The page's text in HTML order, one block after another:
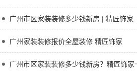
广州市区家装装修多少钱新房 | 精匠饰家
广州家装装修报价全屋装修 精匠饰家
广州市区家装装修多少钱新房？精匠饰